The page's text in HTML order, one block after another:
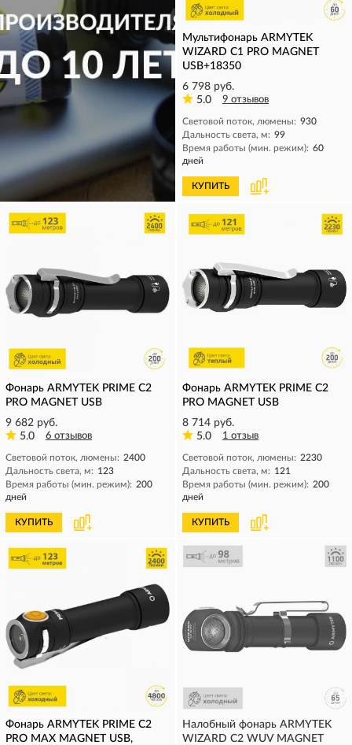
Мультифонарь ARMYTEK
WIZARD C1 PRO MAGNET
USB+18350
6 798 руб.
5.0
9 отзывов
Световой поток, люмены: 930
Дальность света, м: 99
Время работы (мин. режим): 60
дней
КУПИТЬ
Фонарь ARMYTEK PRIME C2
PRO MAGNET USB
9 682 руб.
5.0
6 отзывов
Световой поток, люмены: 2400
Дальность света, м: 123
Время работы (мин. режим): 200
дней
КУПИТЬ
Фонарь ARMYTEK PRIME C2
PRO MAGNET USB
8 714 руб.
5.0
1 отзыв
Световой поток, люмены: 2230
Дальность света, м: 121
Время работы (мин. режим): 200
дней
КУПИТЬ
Фонарь ARMYTEK PRIME C2
PRO MAX MAGNET USB,
Налобный фонарь ARMYTEK
WIZARD C2 WUV MAGNET